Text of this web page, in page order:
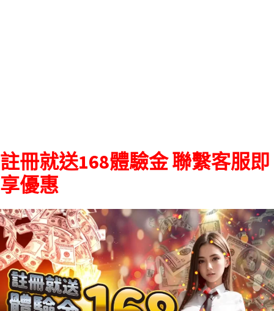
註冊就送168體驗金 聯繫客服即
享優惠